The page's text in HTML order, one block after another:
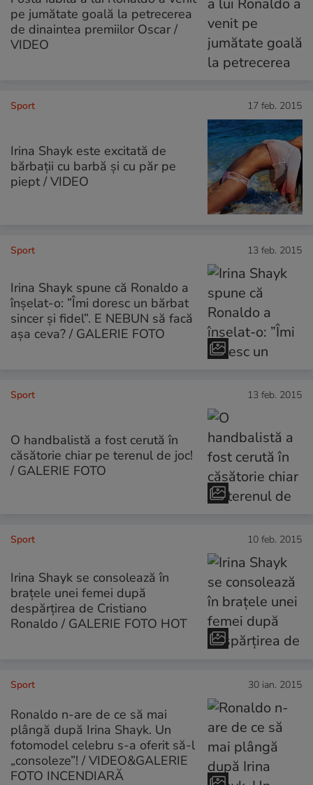
pe jumătate goală la petrecerea
de dinaintea premiilor Oscar /
VIDEO
Sport 17 feb. 2015
Irina Shayk este excitată de
bărbații cu barbă și cu păr pe
piept / VIDEO
Sport 13 feb. 2015
Irina Shayk spune că Ronaldo a
înşelat-o: ”Îmi doresc un bărbat
sincer și fidel”. E NEBUN să facă
aşa ceva? / GALERIE FOTO
Sport 13 feb. 2015
O handbalistă a fost cerută în
căsătorie chiar pe terenul de joc!
/ GALERIE FOTO
Sport 10 feb. 2015
Irina Shayk se consolează în
brațele unei femei după
despărțirea de Cristiano
Ronaldo / GALERIE FOTO HOT
Sport 30 ian. 2015
Ronaldo n-are de ce să mai
plângă după Irina Shayk. Un
fotomodel celebru s-a oferit să-l
„consoleze”! / VIDEO&GALERIE
FOTO INCENDIARĂ